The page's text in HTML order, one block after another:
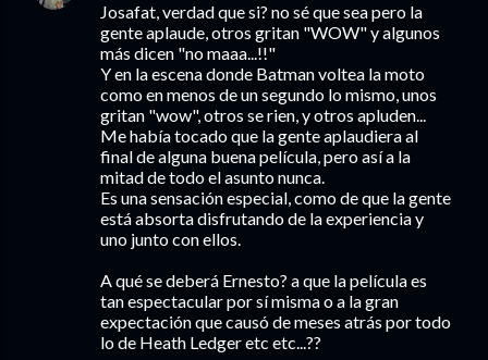
Josafat, verdad que si? no sé que sea pero la
gente aplaude, otros gritan "WOW" y algunos
más dicen "no maaa...!!"
Y en la escena donde Batman voltea la moto
como en menos de un segundo lo mismo, unos
gritan "wow", otros se rien, y otros apluden...
Me había tocado que la gente aplaudiera al
final de alguna buena película, pero así a la
mitad de todo el asunto nunca.
Es una sensación especial, como de que la gente
está absorta disfrutando de la experiencia y
uno junto con ellos.
A qué se deberá Ernesto? a que la película es
tan espectacular por sí misma o a la gran
expectación que causó de meses atrás por todo
lo de Heath Ledger etc etc...??